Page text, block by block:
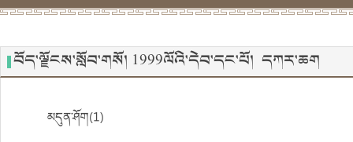
བོད་ལྗོངས་སློབ་གསོ། 1999ལོའི་དེབ་དང་པོ། དཀར་ཆག
མདུན་ཤོག(1)